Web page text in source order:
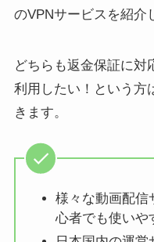
のVPNサービスを紹介
どちらも返金保証に対
利用したい！という方
きます。
様々な動画配信
心者でも使いや